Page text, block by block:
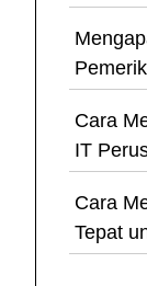
Cara
IT
Cara
Tepat